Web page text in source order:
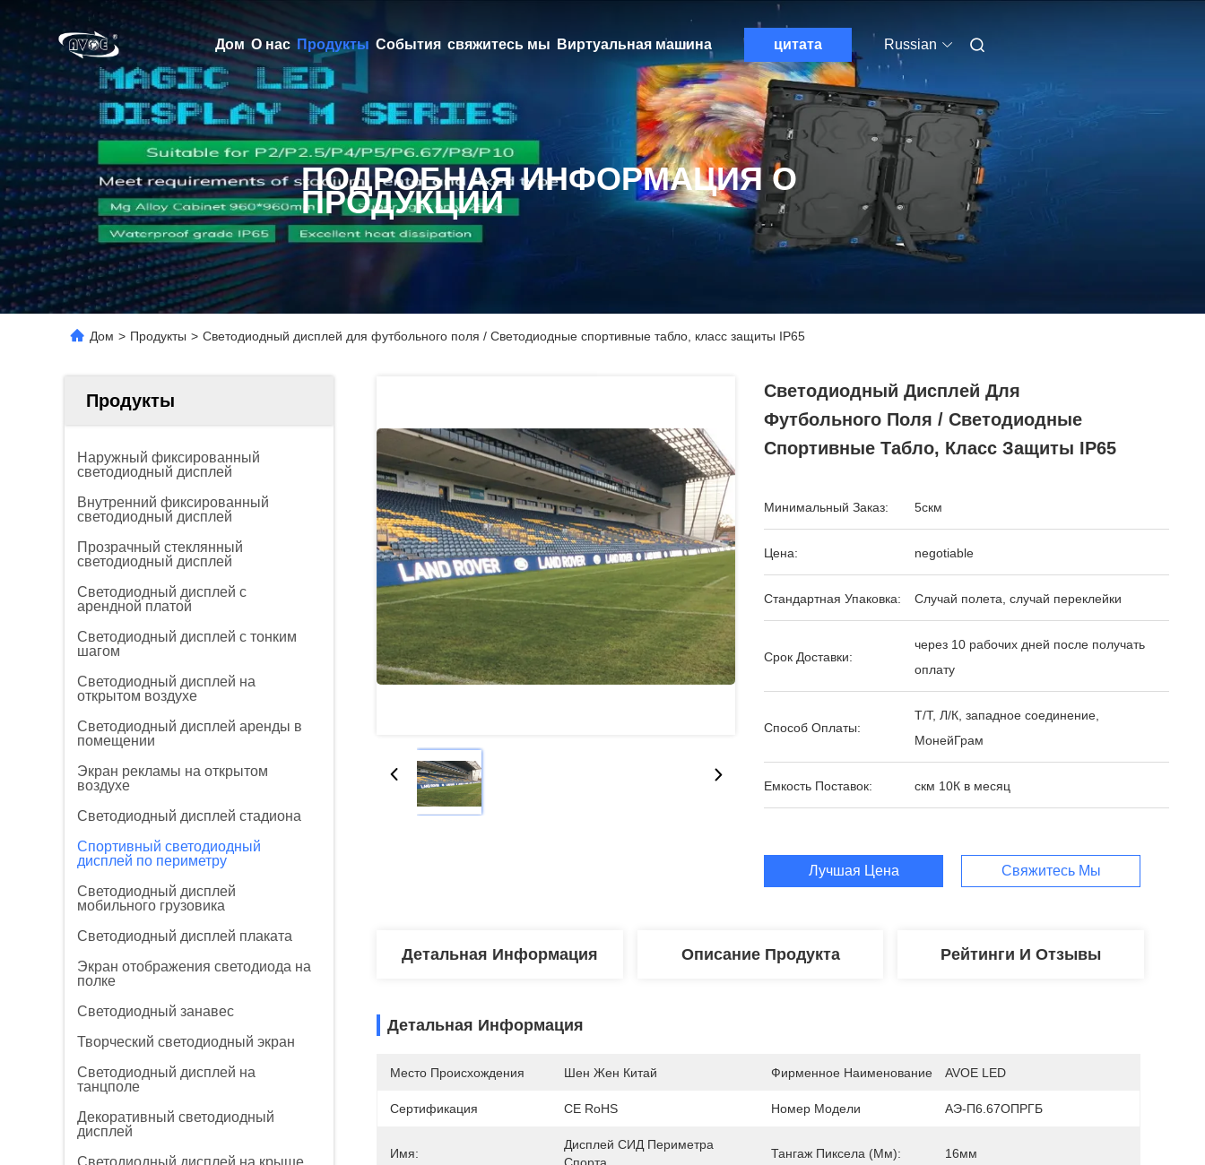
Дом О нас Продукты События свяжитесь мы Виртуальная машина цитата Russian
ПОДРОБНАЯ ИНФОРМАЦИЯ О
ПРОДУКЦИИ
Дом > Продукты > Светодиодный дисплей для футбольного поля / Светодиодные спортивные табло, класс защиты IP65
Продукты
Наружный фиксированный
светодиодный дисплей
Внутренний фиксированный
светодиодный дисплей
Прозрачный стеклянный
светодиодный дисплей
Светодиодный дисплей с
арендной платой
Светодиодный дисплей с тонким
шагом
Светодиодный дисплей на
открытом воздухе
Светодиодный дисплей аренды в
помещении
Экран рекламы на открытом
воздухе
Светодиодный дисплей стадиона
Спортивный светодиодный
дисплей по периметру
Светодиодный дисплей
мобильного грузовика
Светодиодный дисплей плаката
Экран отображения светодиода на
полке
Светодиодный занавес
Творческий светодиодный экран
Светодиодный дисплей на
танцполе
Декоративный светодиодный
дисплей
Светодиодный дисплей на крыше
Светодиодный Дисплей Для
Футбольного Поля / Светодиодные
Спортивные Табло, Класс Защиты IP65
Минимальный Заказ: 5скм
Цена: negotiable
Стандартная Упаковка: Случай полета, случай переклейки
Срок Доставки:
через 10 рабочих дней после получать
оплату
Способ Оплаты:
Т/Т, Л/К, западное соединение,
МонейГрам
Емкость Поставок: скм 10К в месяц
Лучшая Цена Свяжитесь Мы
Детальная Информация Описание Продукта Рейтинги И Отзывы
Детальная Информация
Место Происхождения Шен Жен Китай Фирменное Наименование AVOE LED
Сертификация CE RoHS Номер Модели АЭ-П6.67ОПРГБ
Имя:
Дисплей СИД Периметра
Тангаж Пиксела (мм): 16мм